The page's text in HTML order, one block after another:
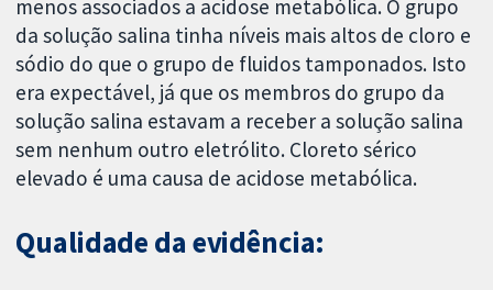
menos associados a acidose metabólica. O grupo
da solução salina tinha níveis mais altos de cloro e
sódio do que o grupo de fluidos tamponados. Isto
era expectável, já que os membros do grupo da
solução salina estavam a receber a solução salina
sem nenhum outro eletrólito. Cloreto sérico
elevado é uma causa de acidose metabólica.
Qualidade da evidência: